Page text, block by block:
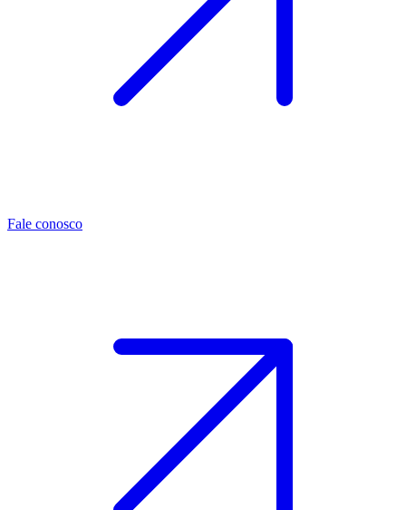
Fale conosco